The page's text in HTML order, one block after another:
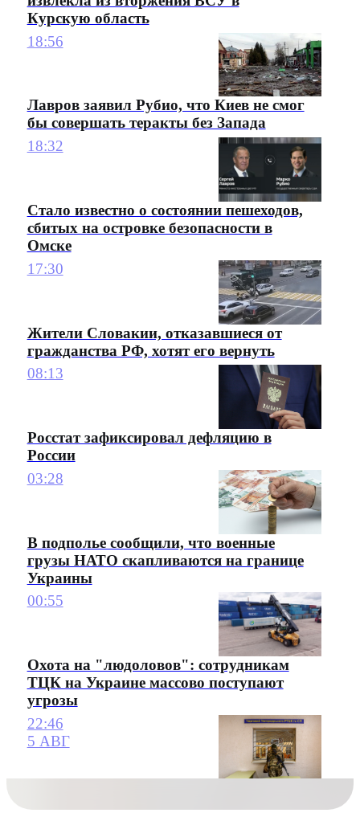
Курскую область
18:56
Лавров заявил Рубио, что Киев не смог
бы совершать теракты без Запада
18:32
Стало известно о состоянии пешеходов,
сбитых на островке безопасности в
Омске
17:30
Жители Словакии, отказавшиеся от
гражданства РФ, хотят его вернуть
08:13
Росстат зафиксировал дефляцию в
России
03:28
В подполье сообщили, что военные
грузы НАТО скапливаются на границе
Украины
00:55
Охота на "людоловов": сотрудникам
ТЦК на Украине массово поступают
угрозы
22:46
5 АВГ